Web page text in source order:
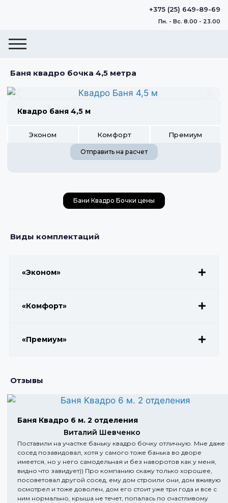
+375 (25) 649-89-69
Пн. - Вс. 8.00 - 23.00
Баня квадро бочка 4,5 метра
Квадро баня 4,5 м
Эконом Комфорт Премиум
Отправить на расчет
Бани Квадро Бочки цены
Виды комплектаций
«Эконом»
«Комфорт»
«Премиум»
Отзывы
Баня Квадро 6 м. 2 отделения
Виталий Шевченко
Поставили на участке баньку квадро бочку отличную. Мне даже
сосед позавидовал, хотя у самого тоже банька во дворе
имеется, но у него самодельная и без наворотов как у меня,
видно что завидует)) Про компанию скажу только хорошее,
посоветовал другой сосед, ему дом строили они, дом вживую
осмотрел и тоже доволен, дом его стоит уже три года и все с
ним нормально, крыша не течет, попалась по счастливому